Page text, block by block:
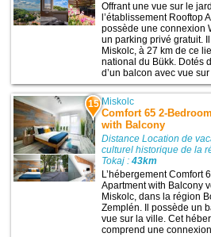
Offrant une vue sur le
l’établissement Rooftop
possède une connexion
un parking privé gratuit.
Miskolc, à 27 km de ce
national du Bükk. Dotés
d’un balcon avec vue sur
15 Miskolc
Comfort 65 2-
with Balcony
Distance Location de
culturel historique de la
Tokaj :43km
L’hébergement Comfort
Apartment with Balcony
Miskolc, dans la région
Zemplén. Il possède un
vue sur la ville. Cet
comprend une